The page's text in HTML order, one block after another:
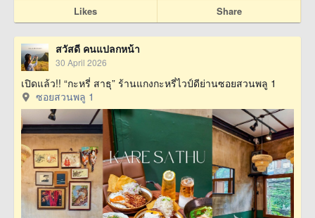
Likes Share
สวัสดี คนแปลกหน้า
30 April 2026
เปิดแล้ว!! “กะหรี่ สาธุ” ร้านแกงกะหรี่ไวป์ดีย่านซอยสวนพลู 1
ซอยสวนพลู 1